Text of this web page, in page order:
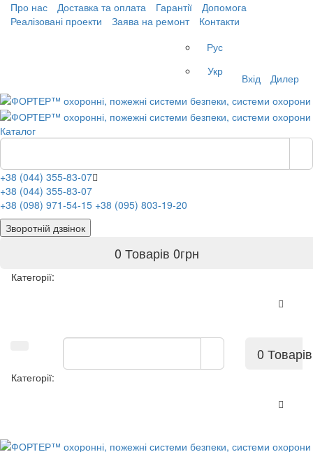
Про нас Доставка та оплата Гарантії
Допомога
Реалізовані проекти
Заява на ремонт
Контакти
Рус
Укр
Вхід Дилер
Каталог
+38 (044) 355-83-07
+38 (044) 355-83-07
+38 (098) 971-54-15 +38 (095) 803-19-20
Зворотній дзвінок
0 Товарів 0грн
Категорії:
0 Товарів
Категорії: